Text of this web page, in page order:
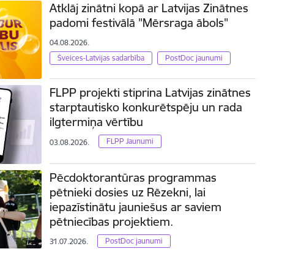
Atklāj zinātni kopā ar Latvijas Zinātnes
padomi festivālā "Mērsraga ābols"
04.08.2026.
Šveices-Latvijas sadarbība
PostDoc jaunumi
FLPP projekti stiprina Latvijas zinātnes
starptautisko konkurētspēju un rada
ilgtermiņa vērtību
03.08.2026. FLPP Jaunumi
Pēcdoktorantūras programmas
pētnieki dosies uz Rēzekni, lai
iepazīstinātu jauniešus ar saviem
pētniecības projektiem.
31.07.2026. PostDoc jaunumi